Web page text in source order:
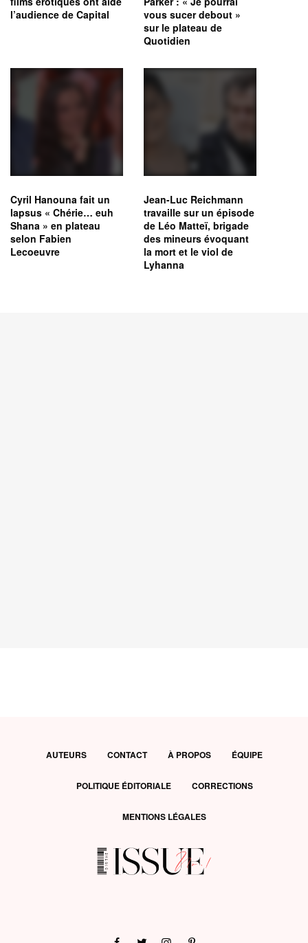
l’audience de Capital
vous sucer debout »
sur le plateau de
Quotidien
Cyril Hanouna fait un
lapsus « Chérie… euh
Shana » en plateau
selon Fabien
Lecoeuvre
Jean-Luc Reichmann
travaille sur un épisode
de Léo Matteï, brigade
des mineurs évoquant
la mort et le viol de
Lyhanna
AUTEURS CONTACT À PROPOS ÉQUIPE
POLITIQUE ÉDITORIALE CORRECTIONS
MENTIONS LÉGALES